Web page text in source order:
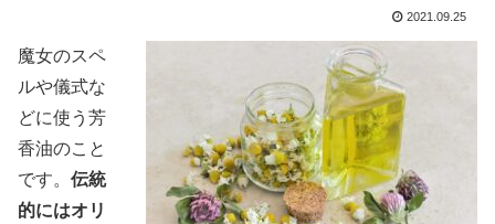
2021.09.25
魔女のスペ
ルや儀式な
どに使う芳
香油のこと
です。 伝統
的にはオリ